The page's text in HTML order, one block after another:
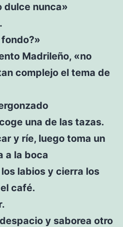
dulce nunca»
Madrileño, «no
complejo el tema de
una de las tazas.
y ríe, luego toma un
a la boca
labios y cierra los
café.
y saborea otro